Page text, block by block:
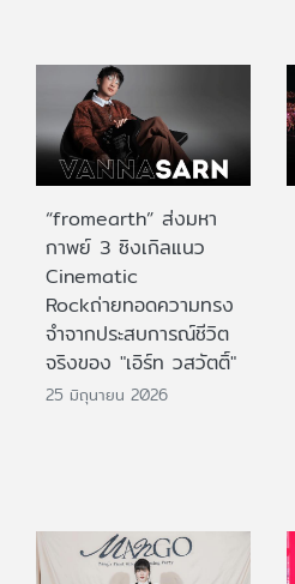
“fromearth” ส่งมหา
กาพย์ 3 ซิงเกิลแนว
Cinematic
Rockถ่ายทอดความทรง
จำจากประสบการณ์ชีวิต
จริงของ "เอิร์ท วสวัตติ์"
25 มิถุนายน 2026